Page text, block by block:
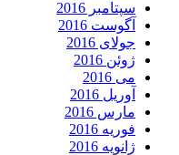
سپتامبر 2016
آگوست 2016
جولای 2016
ژوئن 2016
می 2016
آوریل 2016
مارس 2016
فوریه 2016
ژانویه 2016